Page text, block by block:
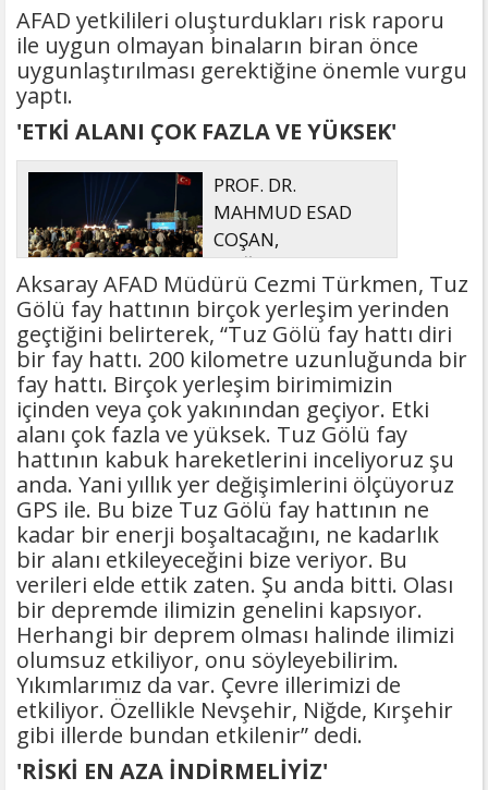
AFAD yetkilileri oluşturdukları risk raporu
ile uygun olmayan binaların biran önce
uygunlaştırılması gerektiğine önemle vurgu
yaptı.
'ETKİ ALANI ÇOK FAZLA VE YÜKSEK'
PROF. DR.
MAHMUD ESAD
COŞAN,
DOĞUMUNUN
HİCRÎ 91. YILINDA ELAZIĞ'DA YÂD
EDİLECEK
Aksaray AFAD Müdürü Cezmi Türkmen, Tuz
Gölü fay hattının birçok yerleşim yerinden
geçtiğini belirterek, “Tuz Gölü fay hattı diri
bir fay hattı. 200 kilometre uzunluğunda bir
fay hattı. Birçok yerleşim birimimizin
içinden veya çok yakınından geçiyor. Etki
alanı çok fazla ve yüksek. Tuz Gölü fay
hattının kabuk hareketlerini inceliyoruz şu
anda. Yani yıllık yer değişimlerini ölçüyoruz
GPS ile. Bu bize Tuz Gölü fay hattının ne
kadar bir enerji boşaltacağını, ne kadarlık
bir alanı etkileyeceğini bize veriyor. Bu
verileri elde ettik zaten. Şu anda bitti. Olası
bir depremde ilimizin genelini kapsıyor.
Herhangi bir deprem olması halinde ilimizi
olumsuz etkiliyor, onu söyleyebilirim.
Yıkımlarımız da var. Çevre illerimizi de
etkiliyor. Özellikle Nevşehir, Niğde, Kırşehir
gibi illerde bundan etkilenir” dedi.
'RİSKİ EN AZA İNDİRMELİYİZ'